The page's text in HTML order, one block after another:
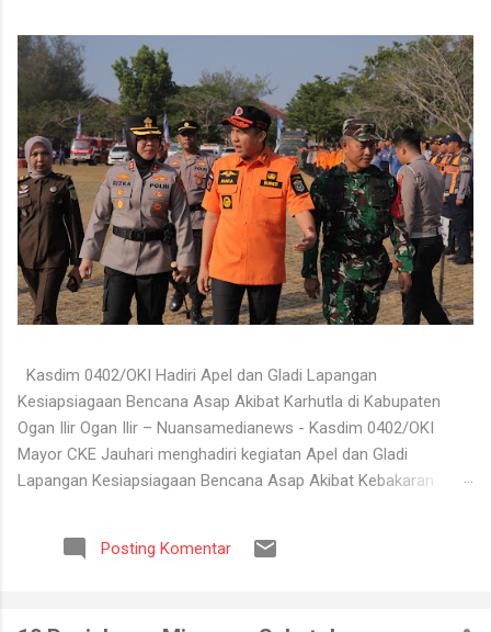
Kasdim 0402/OKI Hadiri Apel dan Gladi Lapangan
Kesiapsiagaan Bencana Asap Akibat Karhutla di Kabupaten
Ogan Ilir Ogan Ilir – Nuansamedianews - Kasdim 0402/OKI
Mayor CKE Jauhari menghadiri kegiatan Apel dan Gladi
Lapangan Kesiapsiagaan Bencana Asap Akibat Kebakaran
yang digelar di Lapangan Upacara Komplek Perkantoran
Terpadu (KPT) Tanjung Senai, Kabupaten Ogan Ilir, Selasa
Posting Komentar